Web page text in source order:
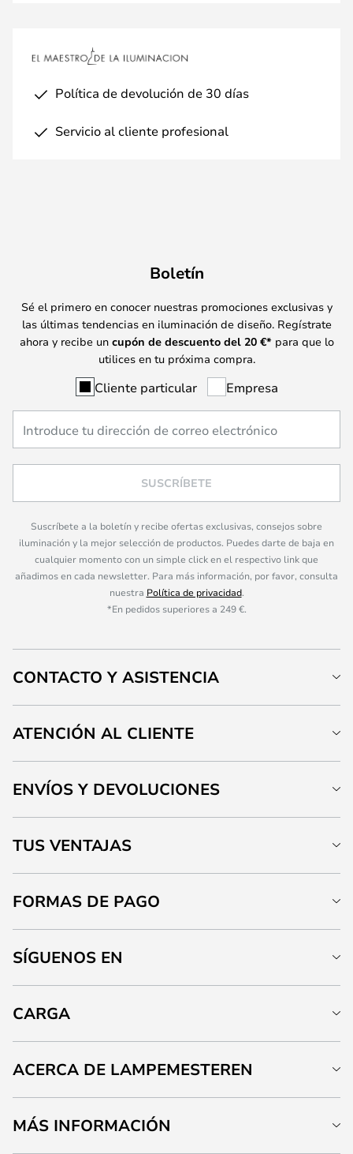
Política de devolución de 30 días
Servicio al cliente profesional
Boletín
Sé el primero en conocer nuestras promociones exclusivas y
las últimas tendencias en iluminación de diseño. Regístrate
ahora y recibe un cupón de descuento del 20 €* para que lo
utilices en tu próxima compra.
Cliente particular Empresa
SUSCRÍBETE
Suscríbete a la boletín y recibe ofertas exclusivas, consejos sobre
iluminación y la mejor selección de productos. Puedes darte de baja en
cualquier momento con un simple click en el respectivo link que
añadimos en cada newsletter. Para más información, por favor, consulta
nuestra Política de privacidad.
*En pedidos superiores a 249 €.
CONTACTO Y ASISTENCIA
ATENCIÓN AL CLIENTE
ENVÍOS Y DEVOLUCIONES
TUS VENTAJAS
FORMAS DE PAGO
SÍGUENOS EN
CARGA
ACERCA DE LAMPEMESTEREN
MÁS INFORMACIÓN